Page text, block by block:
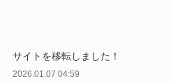
サイトを移転しました！
2026.01.07 04:59